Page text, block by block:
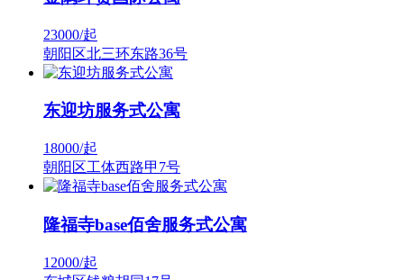
23000/起
朝阳区北三环东路36号
东迎坊服务式公寓
18000/起
朝阳区工体西路甲7号
隆福寺base佰舍服务式公寓
12000/起